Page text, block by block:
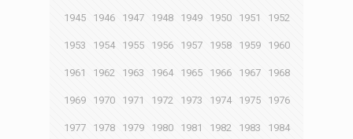
1945 1946 1947 1948 1949 1950 1951 1952
1953 1954 1955 1956 1957 1958 1959 1960
1961 1962 1963 1964 1965 1966 1967 1968
1969 1970 1971 1972 1973 1974 1975 1976
1977 1978 1979 1980 1981 1982 1983 1984